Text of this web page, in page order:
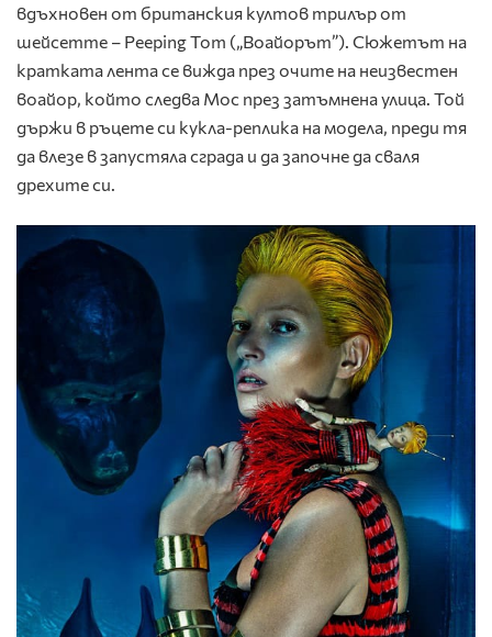
вдъхновен от британския култов трилър от
шейсетте – Peeping Tom („Воайорът”). Сюжетът на
кратката лента се вижда през очите на неизвестен
воайор, който следва Мос през затъмнена улица. Той
държи в ръцете си кукла-реплика на модела, преди тя
да влезе в запустяла сграда и да започне да сваля
дрехите си.